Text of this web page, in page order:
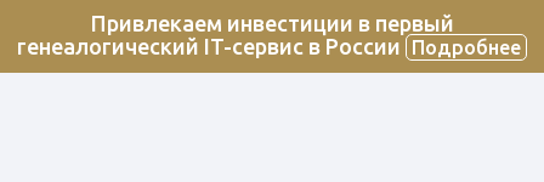
Привлекаем инвестиции в первый
генеалогический IT-сервис в России
Подробнее